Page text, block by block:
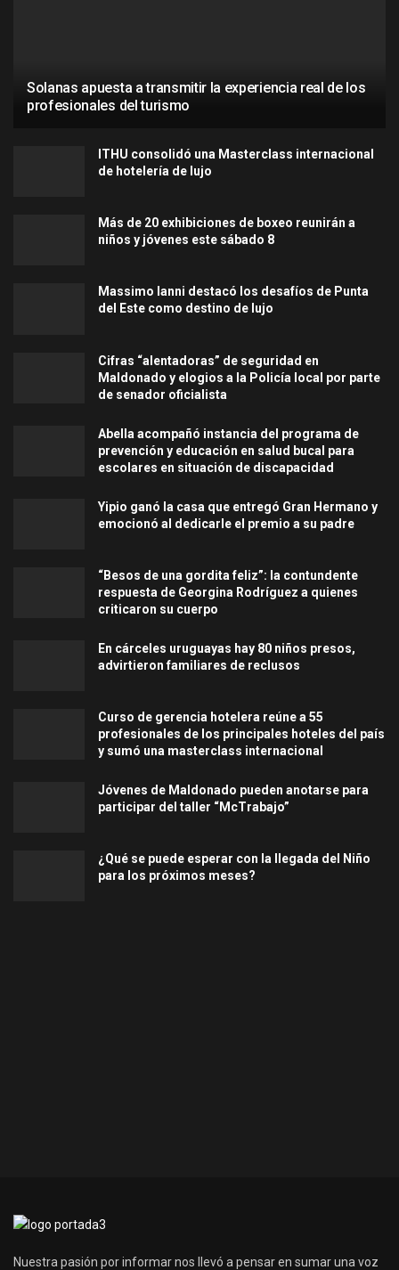
Solanas apuesta a transmitir la experiencia real de los
profesionales del turismo
ITHU consolidó una Masterclass internacional
de hotelería de lujo
Más de 20 exhibiciones de boxeo reunirán a
niños y jóvenes este sábado 8
Massimo Ianni destacó los desafíos de Punta
del Este como destino de lujo
Cifras “alentadoras” de seguridad en
Maldonado y elogios a la Policía local por parte
de senador oficialista
Abella acompañó instancia del programa de
prevención y educación en salud bucal para
escolares en situación de discapacidad
Yipio ganó la casa que entregó Gran Hermano y
emocionó al dedicarle el premio a su padre
“Besos de una gordita feliz”: la contundente
respuesta de Georgina Rodríguez a quienes
criticaron su cuerpo
En cárceles uruguayas hay 80 niños presos,
advirtieron familiares de reclusos
Curso de gerencia hotelera reúne a 55
profesionales de los principales hoteles del país
y sumó una masterclass internacional
Jóvenes de Maldonado pueden anotarse para
participar del taller “McTrabajo”
¿Qué se puede esperar con la llegada del Niño
para los próximos meses?
Nuestra pasión por informar nos llevó a pensar en sumar una voz